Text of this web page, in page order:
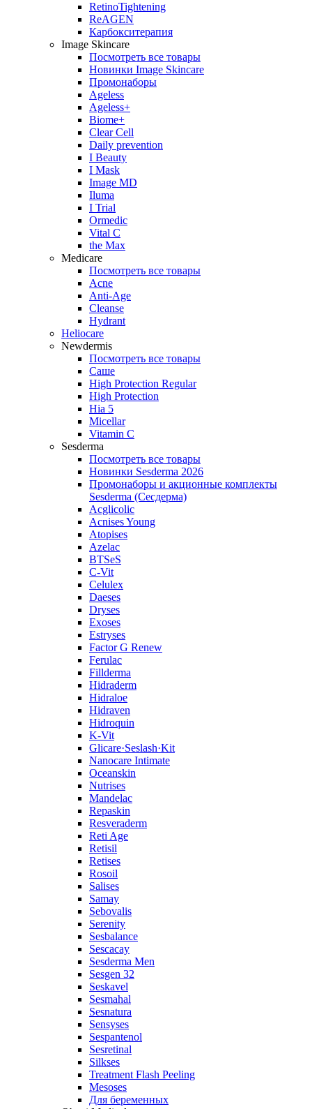
RetinoTightening
ReAGEN
Карбокситерапия
Image Skincare
Посмотреть все товары
Новинки Image Skincare
Промонаборы
Ageless
Ageless+
Biome+
Clear Cell
Daily prevention
I Beauty
I Mask
Image MD
Iluma
I Trial
Ormedic
Vital C
the Max
Medicare
Посмотреть все товары
Acne
Anti‑Age
Cleanse
Hydrant
Heliocare
Newdermis
Посмотреть все товары
Саше
High Protection Regular
High Protection
Hia 5
Micellar
Vitamin C
Sesderma
Посмотреть все товары
Новинки Sesderma 2026
Промонаборы и акционные комплекты
Sesderma (Сесдерма)
Acglicolic
Acnises Young
Atopises
Azelac
BTSeS
C‑Vit
Celulex
Daeses
Dryses
Exoses
Estryses
Factor G Renew
Ferulac
Fillderma
Hidraderm
Hidraloe
Hidraven
Hidroquin
K-Vit
Glicare·Seslash·Kit
Nanocare Intimate
Oceanskin
Nutrises
Mandelac
Repaskin
Resveraderm
Reti Age
Retisil
Retises
Rosoil
Salises
Samay
Sebovalis
Serenity
Sesbalance
Sescacay
Sesderma Men
Sesgen 32
Seskavel
Sesmahal
Sesnatura
Sensyses
Sespantenol
Sesretinal
Silkses
Treatment Flash Peeling
Mesoses
Для беременных